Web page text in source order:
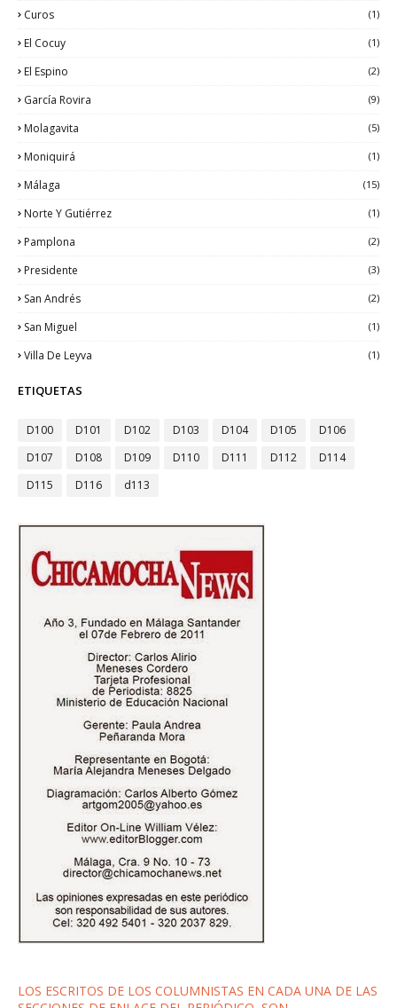
Curos (1)
El Cocuy (1)
El Espino (2)
García Rovira (9)
Molagavita (5)
Moniquirá (1)
Málaga (15)
Norte Y Gutiérrez (1)
Pamplona (2)
Presidente (3)
San Andrés (2)
San Miguel (1)
Villa De Leyva (1)
ETIQUETAS
D100 D101 D102 D103 D104 D105
D106
D107
D108 D109 D110 D111 D112
D114
D115
D116 d113
LOS ESCRITOS DE LOS COLUMNISTAS EN CADA UNA DE LAS